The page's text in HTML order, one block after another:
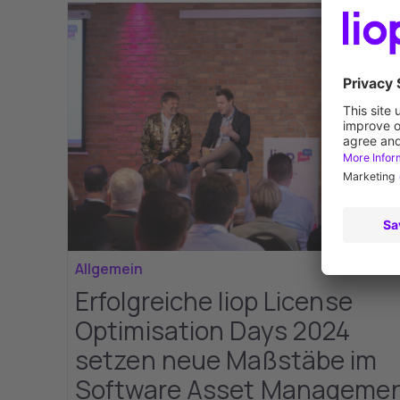
Allgemein
Erfolgreiche liop License
Optimisation Days 2024
setzen neue Maßstäbe im
Software Asset